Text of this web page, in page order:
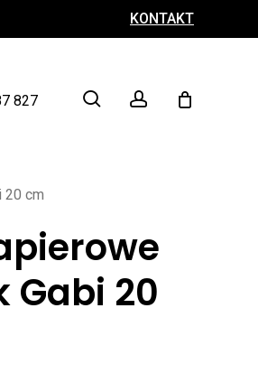
KONTAKT
827 search account
Close
20 cm
Gabi 20